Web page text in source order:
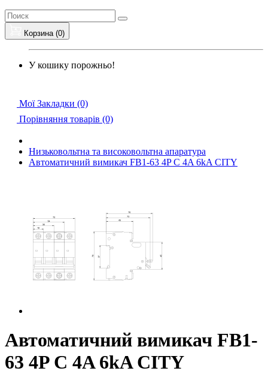
Корзина (0)
У кошику порожньо!
Мої Закладки (0)
Порівняння товарів (0)
Низьковольтна та високовольтна апаратура
Автоматичний вимикач FB1-63 4P C 4A 6kA CITY
Автоматичний вимикач FB1-
63 4P C 4A 6kA CITY